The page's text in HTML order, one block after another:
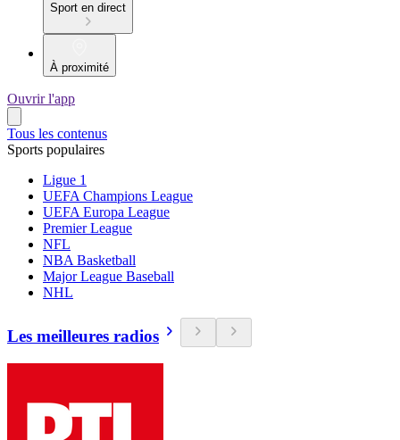
Sport en direct
À proximité
Ouvrir l'app
Tous les contenus
Sports populaires
Ligue 1
UEFA Champions League
UEFA Europa League
Premier League
NFL
NBA Basketball
Major League Baseball
NHL
Les meilleures radios